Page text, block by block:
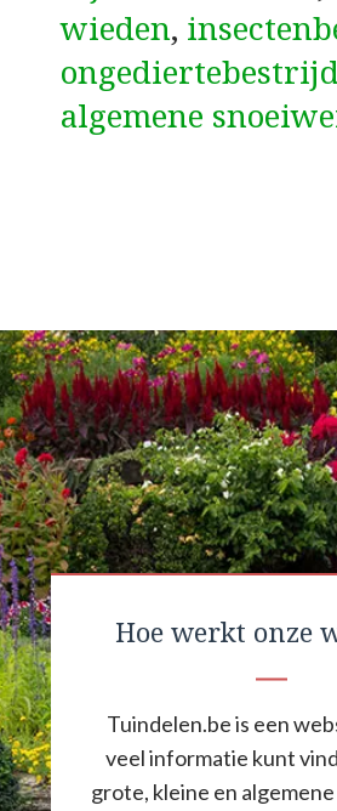
wieden,
algemene
Hoe werkt onze
Tuindelen.be is een
veel informatie kunt
grote, kleine en